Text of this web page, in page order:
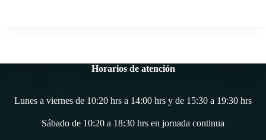
Horarios de atención
Lunes a viernes de 10:20 hrs a 14:00 hrs y de 15:30 a 19:30 hrs
Sábado de 10:20 a 18:30 hrs en jornada continua